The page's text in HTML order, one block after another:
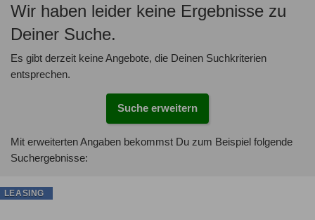
Wir haben leider keine Ergebnisse zu
Deiner Suche.
Es gibt derzeit keine Angebote, die Deinen Suchkriterien
entsprechen.
Suche erweitern
Mit erweiterten Angaben bekommst Du zum Beispiel folgende
Suchergebnisse:
LEASING